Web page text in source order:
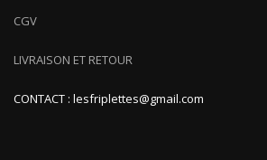
CGV
LIVRAISON ET RETOUR
CONTACT : lesfriplettes@gmail.com